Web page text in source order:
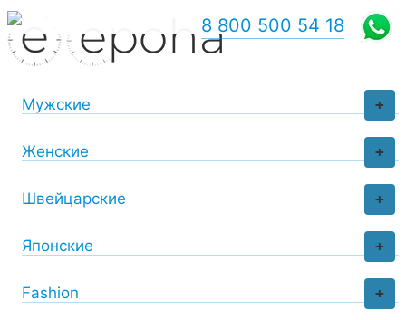
+
Мужские
+
Женские
+
Швейцарские
+
Японские
+
Fashion
8 800 500 54 18